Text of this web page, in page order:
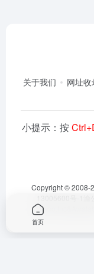
关于我们 网址收
小提示：按
Copyright © 2008-
Dlaoo.Inc
首页